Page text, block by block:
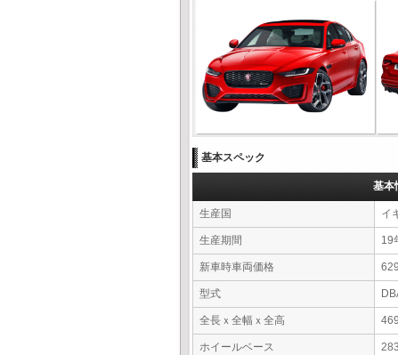
基本スペック
基本
生産国 イ
生産期間 19
新車時車両価格
型式
全長ｘ全幅ｘ全高
ホイールベース